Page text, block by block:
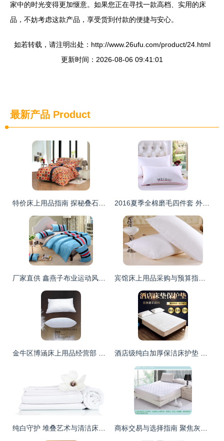
家中的时光变得更加惬意。如果您正在寻找一款高档、实用的床
品，不妨考虑这款产品，享受货到付款的便捷与安心。
如若转载，请注明出处：http://www.26ufu.com/product/24.html
更新时间：2026-08-06 09:41:01
最新产品 Product